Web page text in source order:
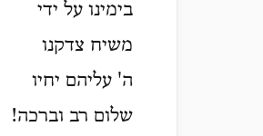
בימינו על ידי
משיח צדקנו
ה' עליהם יחיו
שלום רב וברכה!